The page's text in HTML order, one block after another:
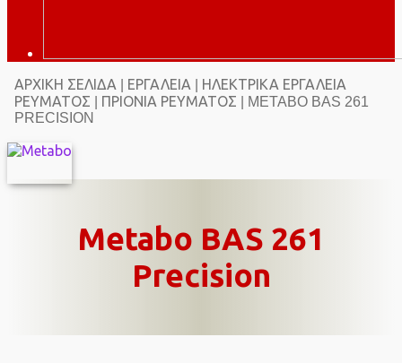
ΑΡΧΙΚΉ ΣΕΛΊΔΑ ΕΡΓΑΛΕΊΑ
ΗΛΕΚΤΡΙΚΆ ΕΡΓΑΛΕΊΑ
ΡΕΎΜΑΤΟΣ
ΠΡΙΌΝΙΑ ΡΕΎΜΑΤΟΣ | METABO BAS 261
PRECISION
Metabo BAS 261
Precision